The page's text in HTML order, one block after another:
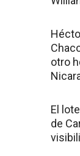
otro
El
de